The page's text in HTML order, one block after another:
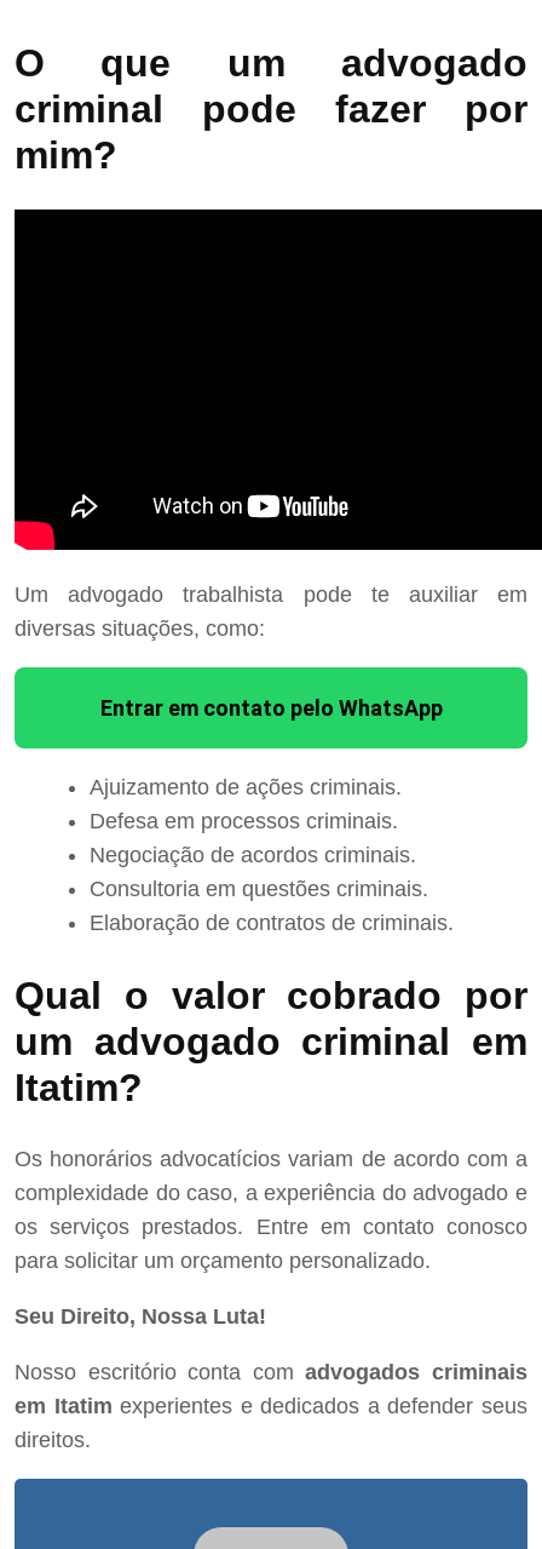
O que um advogado
criminal pode fazer por
mim?
Um advogado trabalhista pode te auxiliar em
diversas situações, como:
Entrar em contato pelo WhatsApp
Ajuizamento de ações criminais.
Defesa em processos criminais.
Negociação de acordos criminais.
Consultoria em questões criminais.
Elaboração de contratos de criminais.
Qual o valor cobrado por
um advogado criminal em
Itatim?
Os honorários advocatícios variam de acordo com a
complexidade do caso, a experiência do advogado e
os serviços prestados. Entre em contato conosco
para solicitar um orçamento personalizado.
Seu Direito, Nossa Luta!
Nosso escritório conta comadvogados criminais
em Itatim experientes e dedicados a defender seus
direitos.